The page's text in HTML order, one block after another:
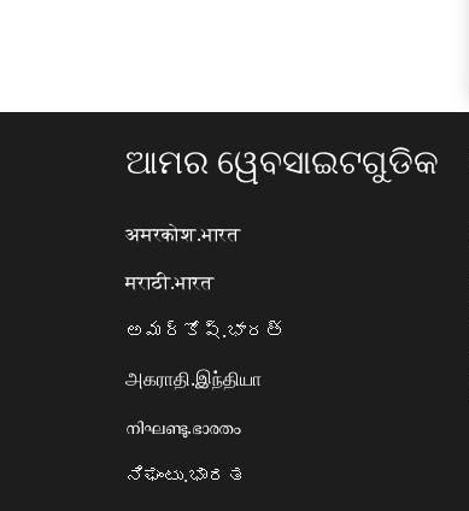
ଆମର ୱେବସାଇଟଗୁଡିକ
अमरकोश.भारत
मराठी.भारत
అమర్కోష్.భారత్
அகராதி.இந்தியா
നിഘണ്ടു.ഭാരതം
ನಿಘಂಟು.ಭಾರತ